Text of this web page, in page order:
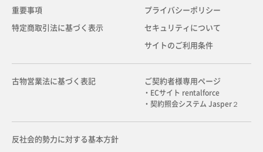
重要事項
特定商取引法に基づく表示
プライバシーポリシー
セキュリティについて
サイトのご利用条件
古物営業法に基づく表記 ご契約者様専用ページ
・ECサイト rentalforce
・契約照会システム Jasper２
反社会的勢力に対する基本方針